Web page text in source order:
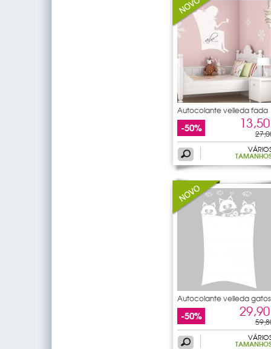
Autocolante velleda fada
-50%
Autocolante velleda gatos
-50%